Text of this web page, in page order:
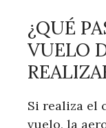
¿QUÉ
VUELO
Si realiza el
vuelo, la